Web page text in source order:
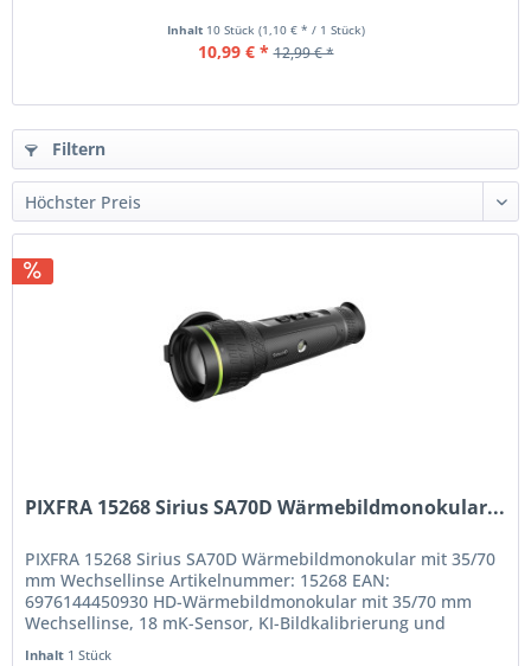
Inhalt 10 Stück (1,10 € * / 1 Stück)
10,99 € * 12,99 € *
Filtern
PIXFRA 15268 Sirius SA70D Wärmebildmonokular...
PIXFRA 15268 Sirius SA70D Wärmebildmonokular mit 35/70
mm Wechsellinse Artikelnummer: 15268 EAN:
6976144450930 HD-Wärmebildmonokular mit 35/70 mm
Wechsellinse, 18 mK-Sensor, KI-Bildkalibrierung und
Inhalt 1 Stück